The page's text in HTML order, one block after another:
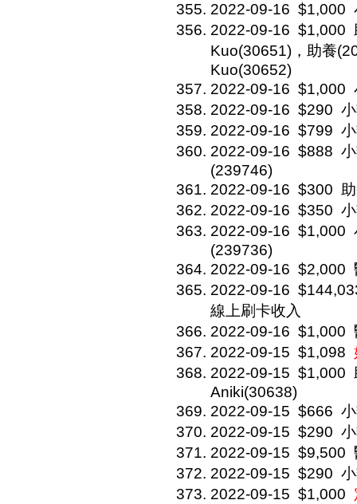
2022-09-16 $1,000
2022-09-16 $1,000
Kuo(30651)，助養
Kuo(30652)
2022-09-16 $1,000
2022-09-16 $290
2022-09-16 $799
2022-09-16 $888
(239746)
2022-09-16 $300
2022-09-16 $350
2022-09-16 $1,000
(239736)
2022-09-16 $2,000
2022-09-16
線上刷卡收入
2022-09-16 $1,000
2022-09-15 $1,098
2022-09-15 $1,000
Aniki(30638)
2022-09-15 $666
2022-09-15 $290
2022-09-15 $9,500
2022-09-15 $290
2022-09-15 $1,000